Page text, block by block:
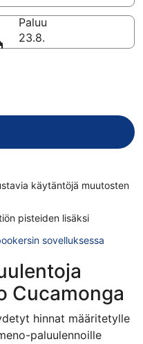
Paluu
23.8.
käytäntöjä muutosten
pisteiden lisäksi
sovelluksessa
Cucamonga
hinnat määritetylle
paluulennoille